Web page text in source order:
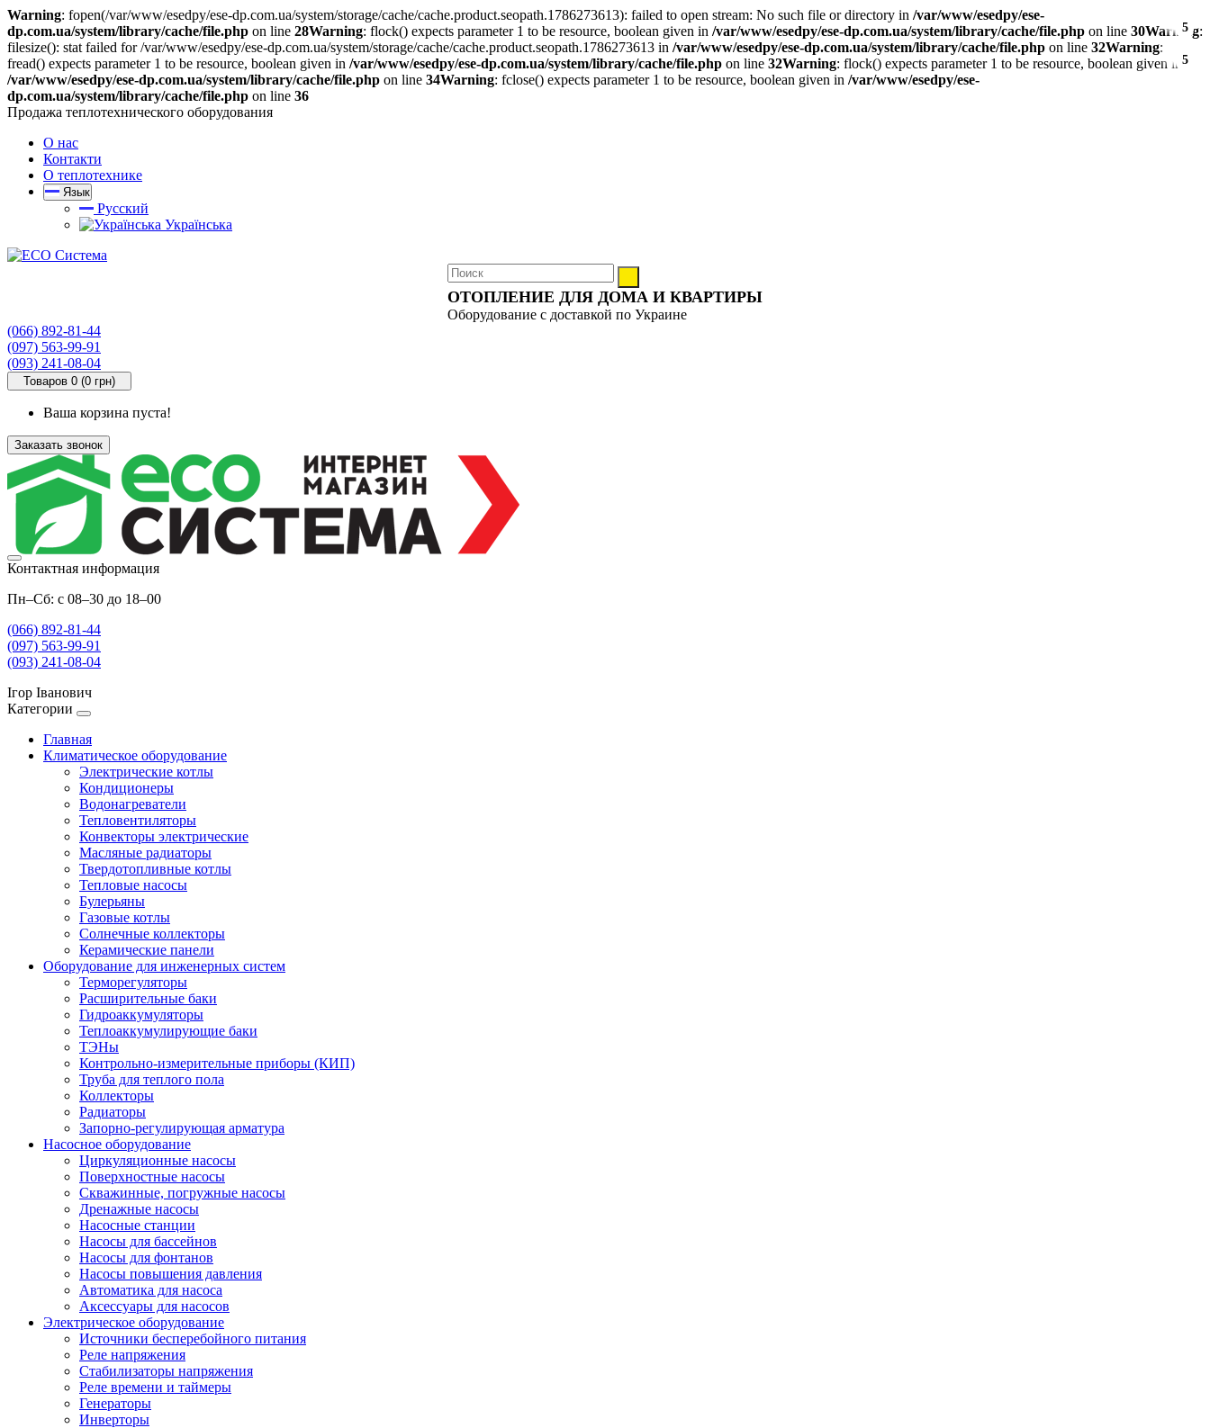
Warning: fopen(/var/www/esedpy/ese-dp.com.ua/system/storage/cache/cache.product.seopath.1786273613): failed to open stream: No such file or directory in /var/www/esedpy/ese-
dp.com.ua/system/library/cache/file.php on line 28Warning: flock() expects parameter 1 to be resource, boolean given in /var/www/esedpy/ese-dp.com.ua/system/library/cache/file.php on line 30Warning:
filesize(): stat failed for /var/www/esedpy/ese-dp.com.ua/system/storage/cache/cache.product.seopath.1786273613 in /var/www/esedpy/ese-dp.com.ua/system/library/cache/file.php on line 32Warning:
fread() expects parameter 1 to be resource, boolean given in /var/www/esedpy/ese-dp.com.ua/system/library/cache/file.php on line 32Warning: flock() expects parameter 1 to be resource, boolean given in
/var/www/esedpy/ese-dp.com.ua/system/library/cache/file.php on line 34Warning: fclose() expects parameter 1 to be resource, boolean given in /var/www/esedpy/ese-
dp.com.ua/system/library/cache/file.php on line 36
Продажа теплотехнического оборудования
О нас
Контакти
О теплотехнике
Язык
Русский
Українська
ОТОПЛЕНИЕ ДЛЯ ДОМА И КВАРТИРЫ
Оборудование с доставкой по Украине
(066) 892-81-44
(097) 563-99-91
(093) 241-08-04
Товаров 0 (0 грн)
Ваша корзина пуста!
Заказать звонок
Контактная информация
Пн–Сб: с 08–30 до 18–00
(066) 892-81-44
(097) 563-99-91
(093) 241-08-04
Ігор Іванович
Категории
Главная
Климатическое оборудование
Электрические котлы
Кондиционеры
Водонагреватели
Тепловентиляторы
Конвекторы электрические
Масляные радиаторы
Твердотопливные котлы
Тепловые насосы
Булерьяны
Газовые котлы
Солнечные коллекторы
Керамические панели
Оборудование для инженерных систем
Терморегуляторы
Расширительные баки
Гидроаккумуляторы
Теплоаккумулирующие баки
ТЭНы
Контрольно-измерительные приборы (КИП)
Труба для теплого пола
Коллекторы
Радиаторы
Запорно-регулирующая арматура
Насосное оборудование
Циркуляционные насосы
Поверхностные насосы
Скважинные, погружные насосы
Дренажные насосы
Насосные станции
Насосы для бассейнов
Насосы для фонтанов
Насосы повышения давления
Автоматика для насоса
Аксессуары для насосов
Электрическое оборудование
Источники бесперебойного питания
Реле напряжения
Стабилизаторы напряжения
Реле времени и таймеры
Генераторы
Инверторы
5
5